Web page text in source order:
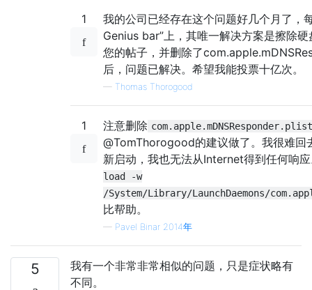
1
我的公司已经存在这个问题好几个月了，
Genius bar”上，其唯一解决方案是擦除
您的帖子，并删除了
后，问题已解决。希望我能投票十亿次。
— Thomas Thorogood
1 注意删除 com.apple.mDNSResponder.plist
@TomThorogood的建议做了。我很难回
新启动，我也无法从Internet得到任何响
load -w
/System/Library/LaunchDaemons/
比帮助。
— Pavel Binar 2014年
5
我有一个非常非常相似的问题，只是症状略有
不同。